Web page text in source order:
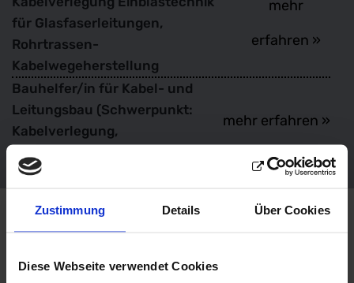
Zustimmung Details Über Cookies
Diese Webseite verwendet Cookies
für Glasfaserleitungen,
Rohrtrassen-
Kabelwegeherstellung
mehr
erfahren »
Bauhelfer/in für Kabel- und
Leitungsbau (Schwerpunkt:
Kabelverlegung,
mehr erfahren »
Aktuelles